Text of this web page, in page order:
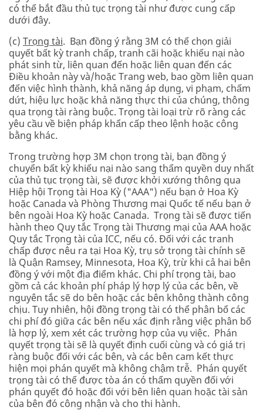
có thể bắt đầu thủ tục trọng tài như được cung cấp
dưới đây.
(c) Trọng tài. Bạn đồng ý rằng 3M có thể chọn giải
quyết bất kỳ tranh chấp, tranh cãi hoặc khiếu nại nào
phát sinh từ, liên quan đến hoặc liên quan đến các
Điều khoản này và/hoặc Trang web, bao gồm liên quan
đến việc hình thành, khả năng áp dụng, vi phạm, chấm
dứt, hiệu lực hoặc khả năng thực thi của chúng, thông
qua trọng tài ràng buộc. Trọng tài loại trừ rõ ràng các
yêu cầu về biện pháp khẩn cấp theo lệnh hoặc công
bằng khác.
Trong trường hợp 3M chọn trọng tài, bạn đồng ý
chuyển bất kỳ khiếu nại nào sang thẩm quyền duy nhất
của thủ tục trọng tài, sẽ được khởi xướng thông qua
Hiệp hội Trọng tài Hoa Kỳ ("AAA") nếu bạn ở Hoa Kỳ
hoặc Canada và Phòng Thương mại Quốc tế nếu bạn ở
bên ngoài Hoa Kỳ hoặc Canada. Trọng tài sẽ được tiến
hành theo Quy tắc Trọng tài Thương mại của AAA hoặc
Quy tắc Trọng tài của ICC, nếu có. Đối với các tranh
chấp được nêu ra tại Hoa Kỳ, trụ sở trọng tài chính sẽ
là Quận Ramsey, Minnesota, Hoa Kỳ, trừ khi cả hai bên
đồng ý với một địa điểm khác. Chi phí trọng tài, bao
gồm cả các khoản phí pháp lý hợp lý của các bên, về
nguyên tắc sẽ do bên hoặc các bên không thành công
chịu. Tuy nhiên, hội đồng trọng tài có thể phân bổ các
chi phí đó giữa các bên nếu xác định rằng việc phân bổ
là hợp lý, xem xét các trường hợp của vụ việc. Phán
quyết trọng tài sẽ là quyết định cuối cùng và có giá trị
ràng buộc đối với các bên, và các bên cam kết thực
hiện mọi phán quyết mà không chậm trễ. Phán quyết
trọng tài có thể được tòa án có thẩm quyền đối với
phán quyết đó hoặc đối với bên liên quan hoặc tài sản
của bên đó công nhận và cho thi hành.